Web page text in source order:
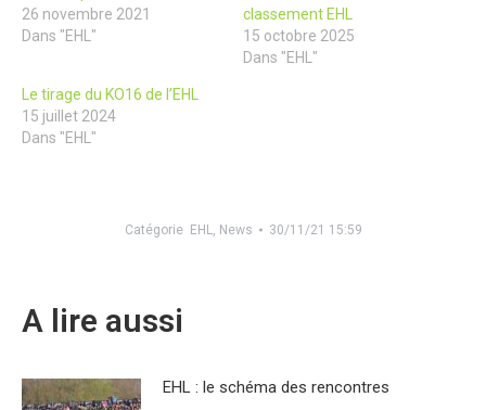
26 novembre 2021
Dans "EHL"
classement EHL
15 octobre 2025
Dans "EHL"
Le tirage du KO16 de l’EHL
15 juillet 2024
Dans "EHL"
Catégorie EHL, News 30/11/21 15:59
A lire aussi
EHL : le schéma des rencontres